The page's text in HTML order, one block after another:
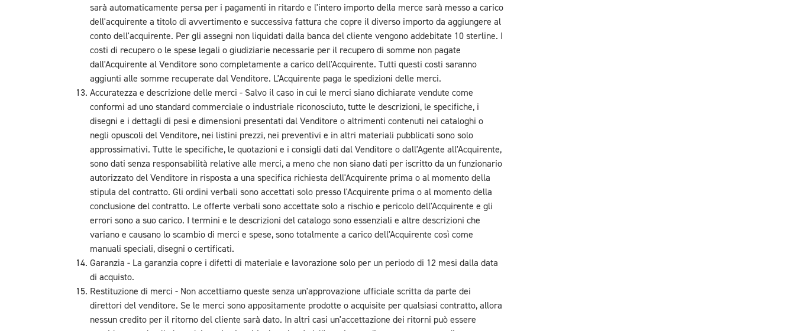
sarà automaticamente persa per i pagamenti in ritardo e l'intero importo della merce sarà messo a carico
dell'acquirente a titolo di avvertimento e successiva fattura che copre il diverso importo da aggiungere al
conto dell'acquirente. Per gli assegni non liquidati dalla banca del cliente vengono addebitate 10 sterline. I
costi di recupero o le spese legali o giudiziarie necessarie per il recupero di somme non pagate
dall'Acquirente al Venditore sono completamente a carico dell'Acquirente. Tutti questi costi saranno
aggiunti alle somme recuperate dal Venditore. L'Acquirente paga le spedizioni delle merci.
Accuratezza e descrizione delle merci - Salvo il caso in cui le merci siano dichiarate vendute come
conformi ad uno standard commerciale o industriale riconosciuto, tutte le descrizioni, le specifiche, i
disegni e i dettagli di pesi e dimensioni presentati dal Venditore o altrimenti contenuti nei cataloghi o
negli opuscoli del Venditore, nei listini prezzi, nei preventivi e in altri materiali pubblicati sono solo
approssimativi. Tutte le specifiche, le quotazioni e i consigli dati dal Venditore o dall'Agente all'Acquirente,
sono dati senza responsabilità relative alle merci, a meno che non siano dati per iscritto da un funzionario
autorizzato del Venditore in risposta a una specifica richiesta dell'Acquirente prima o al momento della
stipula del contratto. Gli ordini verbali sono accettati solo presso l'Acquirente prima o al momento della
conclusione del contratto. Le offerte verbali sono accettate solo a rischio e pericolo dell'Acquirente e gli
errori sono a suo carico. I termini e le descrizioni del catalogo sono essenziali e altre descrizioni che
variano e causano lo scambio di merci e spese, sono totalmente a carico dell'Acquirente così come
manuali speciali, disegni o certificati.
Garanzia - La garanzia copre i difetti di materiale e lavorazione solo per un periodo di 12 mesi dalla data
di acquisto.
Restituzione di merci - Non accettiamo queste senza un'approvazione ufficiale scritta da parte dei
direttori del venditore. Se le merci sono appositamente prodotte o acquisite per qualsiasi contratto, allora
nessun credito per il ritorno del cliente sarà dato. In altri casi un'accettazione dei ritorni può essere